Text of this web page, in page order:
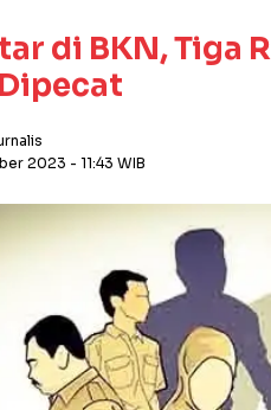
di BKN, Tiga
2023 - 11:43 WIB